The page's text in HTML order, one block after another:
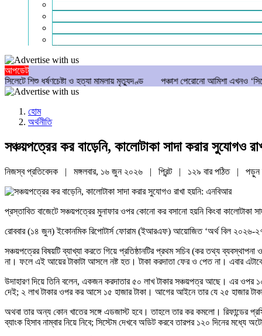
আপডেট
ও হত্যা মামলায় মৃত্যুদণ্ড
পঞ্চাশ পেরোনো আমিশা এখনও ‘সিঙ্গেল’ থাকতে চান
হোম
অর্থনীতি
সঞ্চয়পত্রের কর বাড়েনি, কালোটাকা সাদা করার সুযোগও
নিজস্ব প্রতিবেদক | মঙ্গলবার, ১৬ জুন ২০২৬ | প্রিন্ট | ১২৯ বার পঠিত | পড়ুন
প্রস্তাবিত বাজেটে সঞ্চয়পত্রের মুনাফার ওপর কোনো কর বসানো হয়নি কিংবা কালোটাকা
রোববার (১৪ জুন) ইকোনমিক রিপোটার্স ফোরাম (ইআরএফ) আয়োজিত ‘অর্থ বিল ২০২৬-২৭ এর
সঞ্চয়পত্রের বিষয়টি ব্যাখ্যা করতে গিয়ে প্রতিষ্ঠানটির প্রথম সচিব (কর তথ্য
না। ফলে এই আয়ের টাকাটা আসলে নষ্ট হত। টাকা করদাতা ফের ও পেত না। এবার
উদাহারণ দিয়ে তিনি বলেন, একজন করদাতার ৫০ লাখ টাকার সঞ্চয়পত্র আছে। এর ওপর
দেই; ২ লাখ টাকার ওপর কর আসে ১৫ হাজার টাকা। আগের আইনে তার যে ২৫ হাজার
অথবা তার অন্য কোন খাতের সঙ্গে এডজাস্ট হবে। তাহলে তার কর কমলো। রিফান্ডের
ব্যাংক হিসাব নাম্বার নিয়ে নিবে; সিস্টেম দেখবে অডিট করবে তারপর ১২০ দিনের মধ্যে